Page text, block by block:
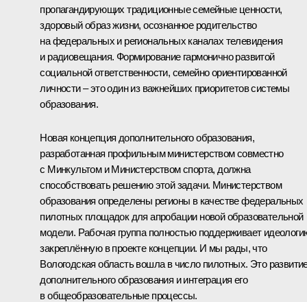
пропагандирующих традиционные семейные ценности,
здоровый образ жизни, осознанное родительство
на федеральных и региональных каналах телевидения
и радиовещания. Формирование гармонично развитой
социальной ответственности, семейно ориентированной
личности – это один из важнейших приоритетов системы
образования.
Новая концепция дополнительного образования,
разработанная профильным министерством совместно
с Минкультом и Министерством спорта, должна
способствовать решению этой задачи. Министерством
образования определены регионы в качестве федеральных
пилотных площадок для апробации новой образовательной
модели. Рабочая группа полностью поддерживает
закреплённую в проекте концепции. И мы рады, что
Вологодская область вошла в число пилотных. Это
дополнительного образования и интеграция его
в общеобразовательные процессы.